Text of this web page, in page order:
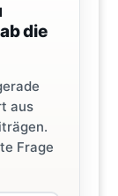
die
aus
Frage